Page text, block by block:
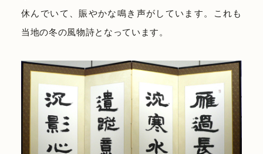
休んでいて、賑やかな鳴き声がしています。これも
当地の冬の風物詩となっています。